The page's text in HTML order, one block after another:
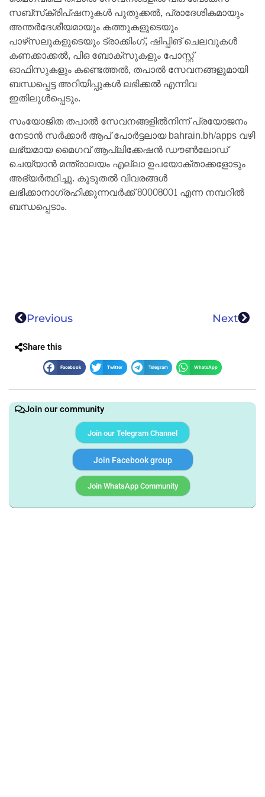
സബ്‌സ്‌ക്രിപ്ഷനുകള്‍ പുതുക്കല്‍, പ്രാദേശികമായും
അന്തര്‍ദേശീയമായും കത്തുകളുടെയും
പാഴ്‌സലുകളുടെയും ട്രാക്കിംഗ്, ഷിപ്പിങ് ചെലവുകള്‍
കണക്കാക്കല്‍, പിഒ ബോക്‌സുകളും പോസ്റ്റ്
ഓഫിസുകളും കണ്ടെത്തല്‍, തപാല്‍ സേവനങ്ങളുമായി
ബന്ധപ്പെട്ട അറിയിപ്പുകള്‍ ലഭിക്കല്‍ എന്നിവ
ഇതിലുള്‍പ്പെടും.
സംയോജിത തപാല്‍ സേവനങ്ങളില്‍നിന്ന് പ്രയോജനം
നേടാന്‍ സര്‍ക്കാര്‍ ആപ് പോര്‍ട്ടലായ bahrain.bh/apps വഴി
ലഭ്യമായ മൈഗവ് ആപ്ലിക്കേഷന്‍ ഡൗണ്‍ലോഡ്
ചെയ്യാന്‍ മന്ത്രാലയം എല്ലാ ഉപയോക്താക്കളോടും
അഭ്യര്‍ത്ഥിച്ചു. കൂടുതല്‍ വിവരങ്ങള്‍
ലഭിക്കാനാഗ്രഹിക്കുന്നവര്‍ക്ക് 80008001 എന്ന നമ്പറില്‍
ബന്ധപ്പെടാം.
Previous Next
Share this
Facebook Twitter Telegram WhatsApp
Join our community
Join our Telegram Channel
Join Facebook group
Join WhatsApp Community